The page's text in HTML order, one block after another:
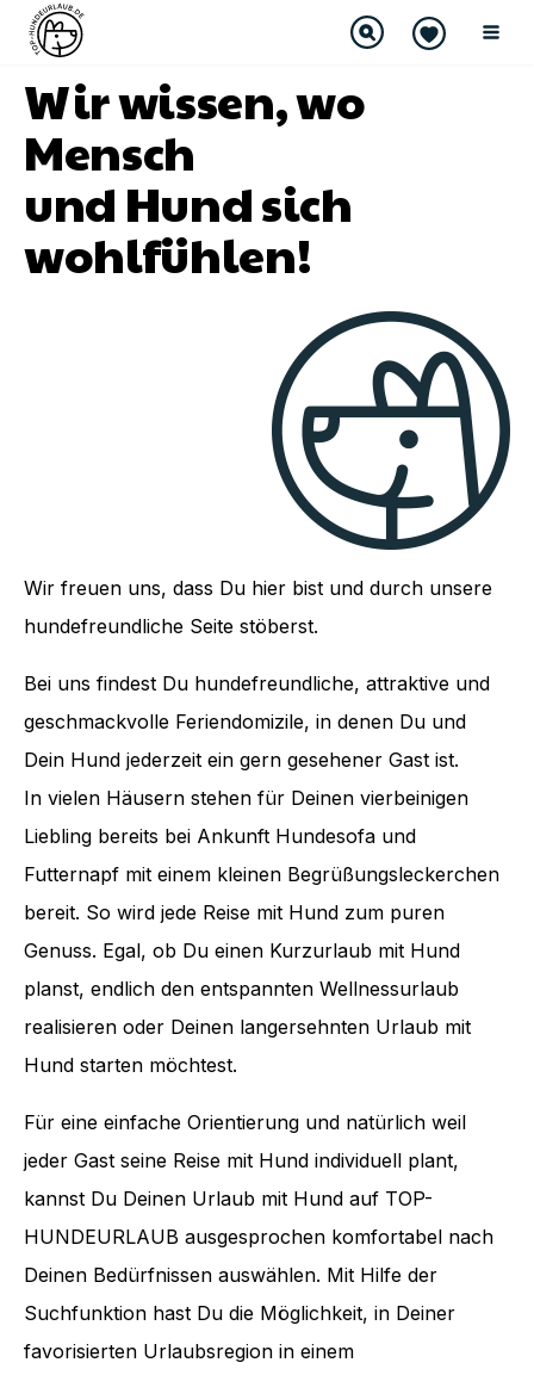
Wir wissen, wo
Mensch
und Hund sich
wohlfühlen!
Wir freuen uns, dass Du hier bist und durch unsere
hundefreundliche Seite stöberst.
Bei uns findest Du hundefreundliche, attraktive und
geschmackvolle Feriendomizile, in denen Du und
Dein Hund jederzeit ein gern gesehener Gast ist.
In vielen Häusern stehen für Deinen vierbeinigen
Liebling bereits bei Ankunft Hundesofa und
Futternapf mit einem kleinen Begrüßungsleckerchen
bereit. So wird jede Reise mit Hund zum puren
Genuss. Egal, ob Du einen Kurzurlaub mit Hund
planst, endlich den entspannten Wellnessurlaub
realisieren oder Deinen langersehnten Urlaub mit
Hund starten möchtest.
Für eine einfache Orientierung und natürlich weil
jeder Gast seine Reise mit Hund individuell plant,
kannst Du Deinen Urlaub mit Hund auf TOP-
HUNDEURLAUB ausgesprochen komfortabel nach
Deinen Bedürfnissen auswählen. Mit Hilfe der
Suchfunktion hast Du die Möglichkeit, in Deiner
favorisierten Urlaubsregion in einem